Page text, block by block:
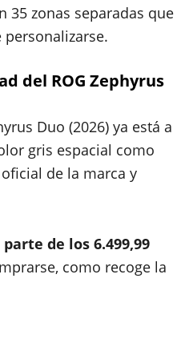
35 zonas separadas que
del ROG Zephyrus
Duo (2026) ya está a
gris espacial como
de la marca y
parte de los 6.499,99
como recoge la